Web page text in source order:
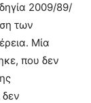
2009/89/
των
Mία
που δεν